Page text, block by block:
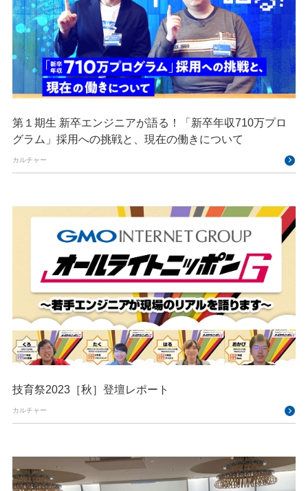
第１期生 新卒エンジニアが語る！「新卒年収710万プロ
グラム」採用への挑戦と、現在の働きについて
カルチャー
技育祭2023［秋］登壇レポート
カルチャー